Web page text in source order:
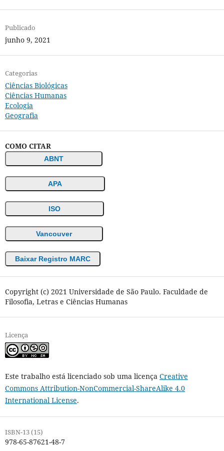
Publicado
junho 9, 2021
Categorias
Ciências Biológicas
Ciências Humanas
Ecologia
Geografia
COMO CITAR
ABNT
APA
ISO
Vancouver
Baixar Registro MARC
Copyright (c) 2021 Universidade de São Paulo. Faculdade de
Filosofia, Letras e Ciências Humanas
Licença
Este trabalho está licenciado sob uma licença Creative
Commons Attribution-NonCommercial-ShareAlike 4.0
International License.
ISBN-13 (15)
978-65-87621-48-7